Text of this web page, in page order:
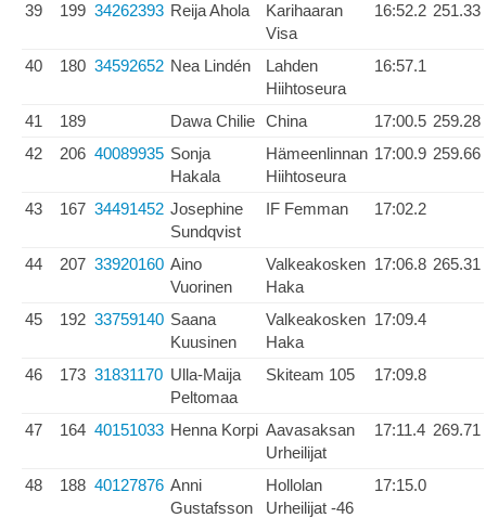
39 199 34262393 Reija Ahola
Karihaaran
Visa
16:52.2 251.33
40 180 34592652 Nea Lindén
Lahden
Hiihtoseura
16:57.1
41 189 Dawa Chilie China 17:00.5 259.28
42
206 40089935 Sonja
Hakala
Hämeenlinnan
Hiihtoseura
17:00.9 259.66
43 167 34491452 Josephine
Sundqvist
IF Femman 17:02.2
44 207 33920160 Aino
Vuorinen
Valkeakosken
Haka
17:06.8 265.31
45 192 33759140 Saana
Kuusinen
Valkeakosken
Haka
17:09.4
46 173 31831170 Ulla-Maija
Peltomaa
Skiteam 105 17:09.8
47 164 40151033 Henna Korpi Aavasaksan
Urheilijat
17:11.4 269.71
48 188 40127876 Anni
Gustafsson
Hollolan
Urheilijat -46
17:15.0